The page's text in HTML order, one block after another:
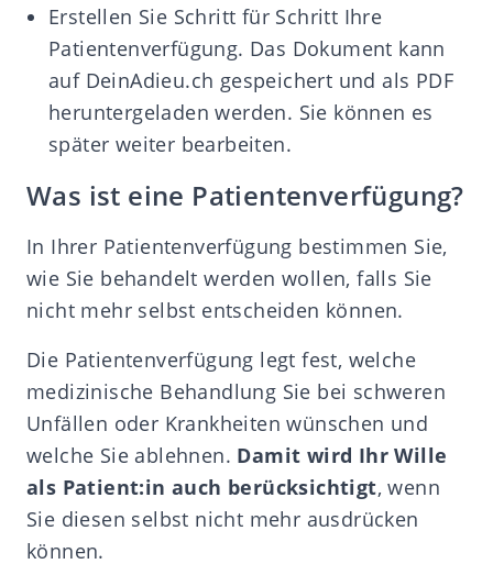
Erstellen Sie Schritt für Schritt Ihre
Patientenverfügung. Das Dokument kann
auf DeinAdieu.ch gespeichert und als PDF
heruntergeladen werden. Sie können es
später weiter bearbeiten.
Was ist eine Patientenverfügung?
In Ihrer Patientenverfügung bestimmen Sie,
wie Sie behandelt werden wollen, falls Sie
nicht mehr selbst entscheiden können.
Die Patientenverfügung legt fest, welche
medizinische Behandlung Sie bei schweren
Unfällen oder Krankheiten wünschen und
welche Sie ablehnen. Damit wird Ihr Wille
als Patient:in auch berücksichtigt, wenn
Sie diesen selbst nicht mehr ausdrücken
können.